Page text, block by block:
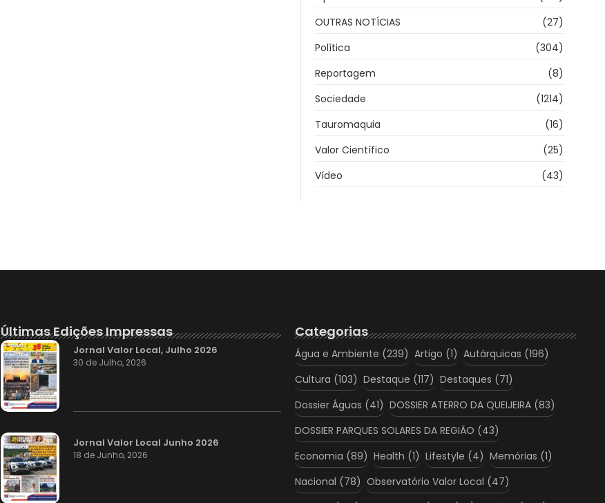
OUTRAS NOTÍCIAS
(27)
Política
(304)
Reportagem
(8)
Sociedade
(1214)
Tauromaquia
(16)
Valor Científico
(25)
Vídeo
(43)
Últimas Edições Impressas
Jornal Valor Local, Julho 2026
30 de Julho, 2026
Jornal Valor Local Junho 2026
18 de Junho, 2026
Categorias
Água e Ambiente (239) Artigo (1) Autárquicas (196)
Cultura (103) Destaque (117) Destaques (71)
Dossier Águas (41) DOSSIER ATERRO DA QUEIJEIRA (83)
DOSSIER PARQUES SOLARES DA REGIÃO (43)
Economia (89) Health (1) Lifestyle (4) Memórias (1)
Nacional (78) Observatório Valor Local (47)